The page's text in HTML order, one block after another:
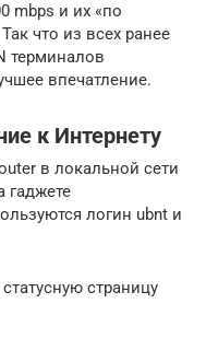
mbps и их «по
что из всех ранее
терминалов
впечатление.
к Интернету
в локальной сети
гаджете
логин ubnt и
страницу